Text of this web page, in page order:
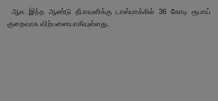
ஆக இந்த ஆண்டு தீபாவளிக்கு டாஸ்மாக்கில் 36 கோடி ரூபாய்
குறைவாக விற்பனையாகியுள்ளது.